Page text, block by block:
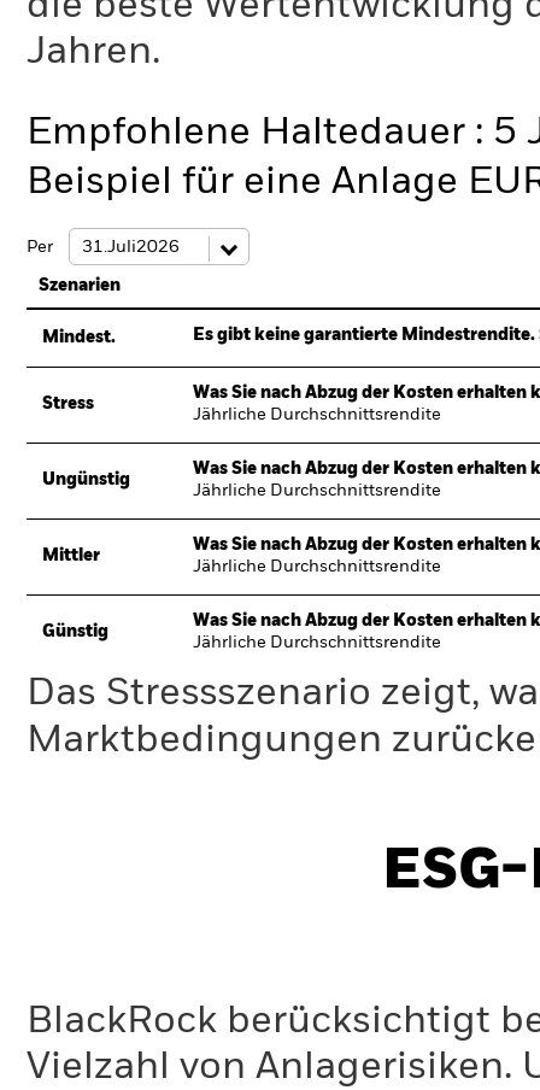
Jahren.
Empfohlene Haltedauer : 5
Beispiel für eine Anlage
Per
Szenarien
Mindest. Es gibt keine garantierte
Stress
Was Sie nach Abzug der Kosten erhalten
Jährliche Durchschnittsrendite
Ungünstig
Was Sie nach Abzug der Kosten erhalten
Jährliche Durchschnittsrendite
Mittler
Was Sie nach Abzug der Kosten erhalten
Jährliche Durchschnittsrendite
Günstig
Was Sie nach Abzug der Kosten erhalten
Jährliche Durchschnittsrendite
Das Stressszenario zeigt,
Marktbedingungen
BlackRock berücksichtigt
Vielzahl von Anlagerisiken.